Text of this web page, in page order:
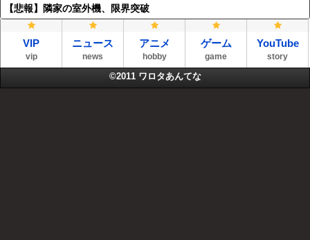
【悲報】隣家の室外機、限界突破
VIP
vip
ニュース
news
アニメ
hobby
ゲーム
game
YouTube
story
©2011 ワロタあんてな